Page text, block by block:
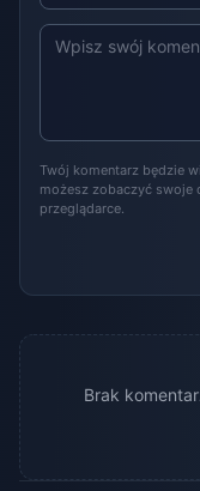
Twój komentarz będzie
możesz zobaczyć swoje
przeglądarce.
Brak